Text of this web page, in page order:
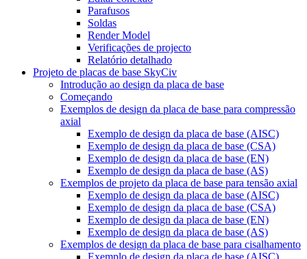
Parafusos
Soldas
Render Model
Verificações de projecto
Relatório detalhado
Projeto de placas de base SkyCiv
Introdução ao design da placa de base
Começando
Exemplos de design da placa de base para compressão
axial
Exemplo de design da placa de base (AISC)
Exemplo de design da placa de base (CSA)
Exemplo de design da placa de base (EN)
Exemplo de design da placa de base (AS)
Exemplos de projeto da placa de base para tensão axial
Exemplo de design da placa de base (AISC)
Exemplo de design da placa de base (CSA)
Exemplo de design da placa de base (EN)
Exemplo de design da placa de base (AS)
Exemplos de design da placa de base para cisalhamento